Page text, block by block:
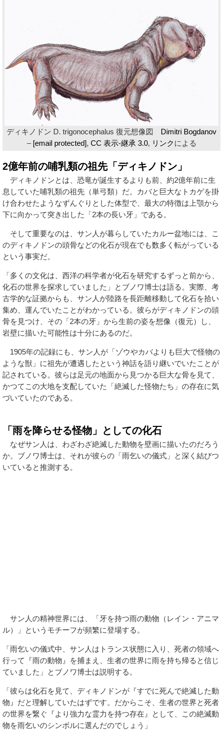
ディキノドン D. trigonocephalus 復元想像図 Dimitri Bogdanov
– [email protected], CC 表示-継承 3.0, リンクによる
2億年前の哺乳類の祖先「ディキノドン」
ディキノドンとは、恐竜が誕生するよりも前、約2億年前に生
息していた哺乳類の祖先（単弓類）だ。カバと巨大なトカゲを掛
け合わせたようなずんぐりとした体型で、最大の特徴は上顎から
下に向かって突き出した「2本の長い牙」である。
そして重要なのは、サン人が暮らしていたカルー盆地には、こ
のディキノドンの頭骨などの化石が現在でも数多く転がっている
という事実だ。
「多くの文化は、西洋の科学者が化石を研究するずっと前から、
化石の世界を探求していました」とブノワ博士は語る。実際、考
古学的な証拠からも、サン人が陸路を長距離移動して化石を拾い
集め、運んでいたことがわかっている。彼らがディキノドンの頭
骨を見つけ、その「2本の牙」から生前の姿を想像（復元）し、
岩壁に描いた可能性は十分にあるのだ。
1905年の記録にも、サン人が「ゾウやカバよりも巨大で怪物の
ような獣」に祖先が遭遇したという神話を語り継いでいたことが
記されている。彼らは足元の地面から見つかる巨大な骨を見て、
かつてこの大地を支配していた「絶滅した怪物たち」の存在に気
づいていたのである。
「雨を降らせる怪物」としての化石
なぜサン人は、わざわざ絶滅した動物を壁画に描いたのだろう
か。ブノワ博士は、それが彼らの「雨乞いの儀式」と深く結びつ
いていると推測する。
サン人の精神世界には、「牙を持つ雨の動物（レイン・アニマ
ル）」というモチーフが頻繁に登場する。
「雨乞いの儀式中、サン人はトランス状態に入り、死者の領域へ
行って『雨の動物』を捕まえ、生者の世界に雨を持ち帰ると信じ
ていました」とブノワ博士は説明する。
「彼らは化石を見て、ディキノドンが『すでに死んで絶滅した動
物』だと理解していたはずです。だからこそ、生者の世界と死者
の世界を繋ぐ『より強力な霊力を持つ存在』として、この絶滅動
物を雨乞いのシンボルに選んだのでしょう」